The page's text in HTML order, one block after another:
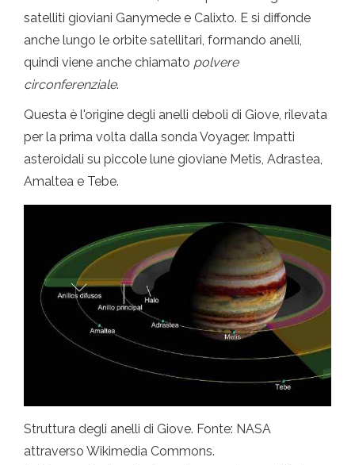
satelliti gioviani Ganymede e Calixto. E si diffonde
anche lungo le orbite satellitari, formando anelli,
quindi viene anche chiamato polvere
circonferenziale.
Questa è l'origine degli anelli deboli di Giove, rilevata
per la prima volta dalla sonda Voyager. Impatti
asteroidali su piccole lune gioviane Metis, Adrastea,
Amaltea e Tebe.
Struttura degli anelli di Giove. Fonte: NASA
attraverso Wikimedia Commons.